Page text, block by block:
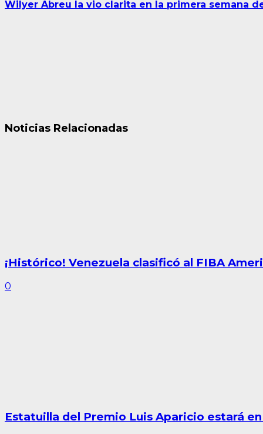
Wilyer Abreu la vio clarita en la primera semana
Noticias Relacionadas
¡Histórico! Venezuela clasificó al FIBA
0
Estatuilla del Premio Luis Aparicio estará